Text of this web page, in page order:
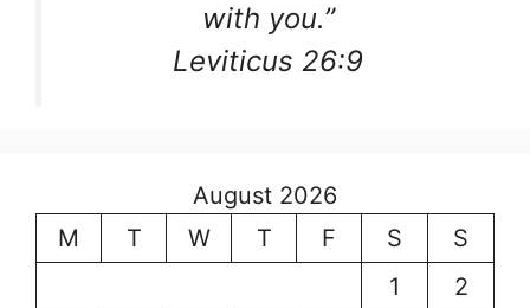
with you.”
Leviticus 26:9
August 2026
M
T W T F S
S
1
2